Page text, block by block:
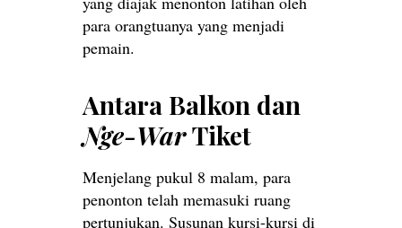
para orangtuanya yang menjadi
pemain.
Antara Balkon dan
Nge-WarTiket
Menjelang pukul 8 malam, para
penonton telah memasuki ruang
pertunjukan. Susunan kursi-kursi di